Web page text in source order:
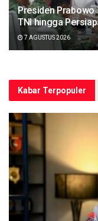
Presiden
TNI hingga
7 AGUSTUS 2026
Kabar Terpopuler